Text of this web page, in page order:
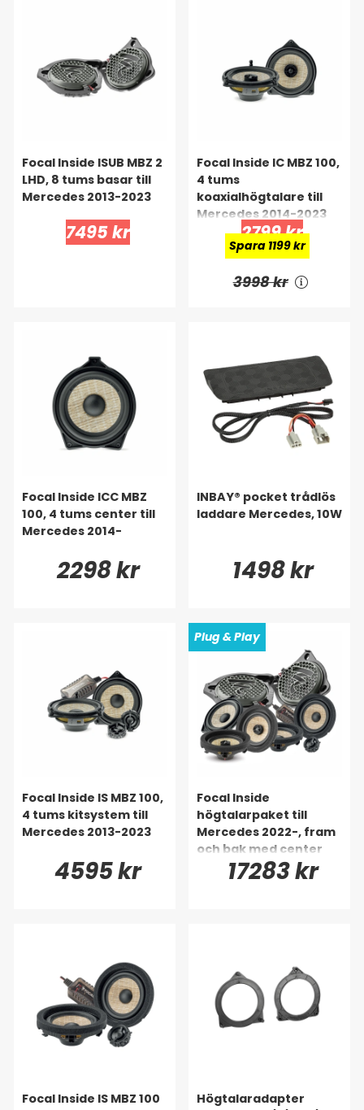
Focal Inside ISUB MBZ 2
LHD, 8 tums basar till
Mercedes 2013-2023
7495 kr
Focal Inside IC MBZ 100,
4 tums
koaxialhögtalare till
Mercedes 2014-2023
2799 kr
Spara 1199 kr
3998 kr
Focal Inside ICC MBZ
100, 4 tums center till
Mercedes 2014-
2298 kr
INBAY® pocket trådlös
laddare Mercedes, 10W
1498 kr
Focal Inside IS MBZ 100,
4 tums kitsystem till
Mercedes 2013-2023
4595 kr
Plug & Play
Focal Inside
högtalarpaket till
Mercedes 2022-, fram
och bak med center
17283 kr
Focal Inside IS MBZ 100
Högtalaradapter